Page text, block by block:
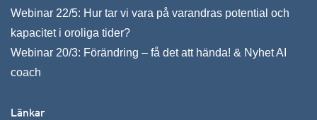
Webinar 22/5: Hur tar vi vara på varandras potential och
kapacitet i oroliga tider?
Webinar 20/3: Förändring – få det att hända! & Nyhet AI
coach
Länkar